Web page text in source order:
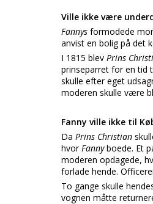
Ville ikke være
Fannys formodede
anvist en bolig på det
I 1815 blev Prins
prinseparret for en tid
skulle efter eget
moderen skulle være
Fanny ville ikke til
Da Prins Christian
hvorFannyboede. Et
moderen opdagede,
forlade hende.
To gange skulle
vognen måtte